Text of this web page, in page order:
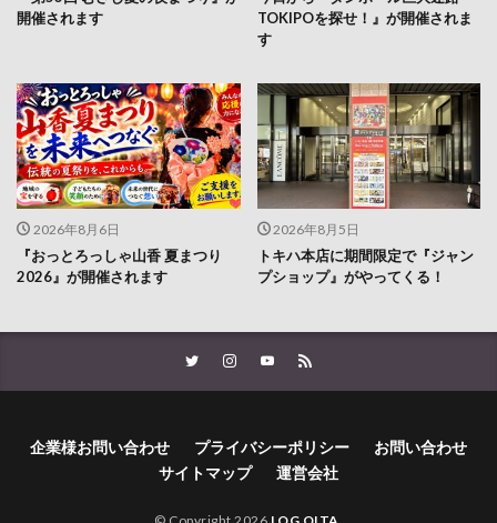
開催されます
TOKIPOを探せ！』が開催されま
す
2026年8月6日
『おっとろっしゃ山香 夏まつり
2026』が開催されます
2026年8月5日
トキハ本店に期間限定で『ジャン
プショップ』がやってくる！
企業様お問い合わせ プライバシーポリシー
お問い合わせ
サイトマップ
運営会社